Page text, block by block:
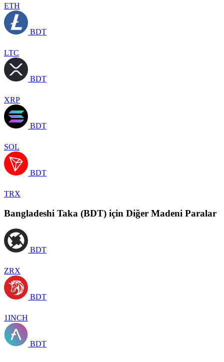
ETH
BDT
LTC
BDT
XRP
BDT
SOL
BDT
TRX
Bangladeshi Taka (BDT) için Diğer Madeni Paralar
BDT
ZRX
BDT
1INCH
BDT